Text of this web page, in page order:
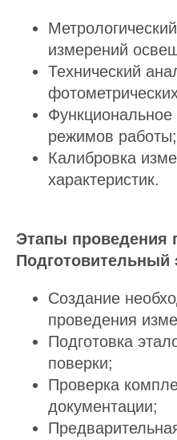
измерений
Технический
Функциональное
режимов работы;
Калибровка
характеристик.
Этапы проведения
Подготовительный
Создание
проведения
Подготовка
поверки;
Проверка
документации;